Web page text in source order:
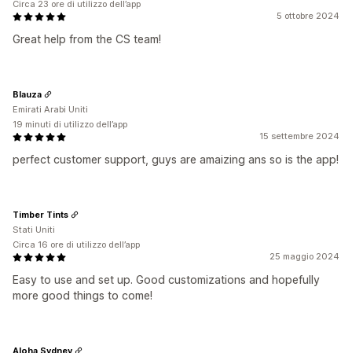
5 ottobre 2024
Great help from the CS team!
Circa 23 ore di utilizzo dell’app
15 settembre 2024
perfect customer support, guys are amaizing ans so is the app!
Blauza
Emirati Arabi Uniti
19 minuti di utilizzo dell’app
25 maggio 2024
Easy to use and set up. Good customizations and hopefully
more good things to come!
Timber Tints
Stati Uniti
Circa 16 ore di utilizzo dell’app
Aloha Sydney